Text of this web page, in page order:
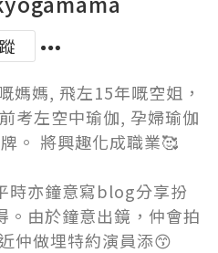
媽媽, 飛左15年嘅空姐，
考左空中瑜伽, 孕婦瑜伽
。 將興趣化成職業🥰
時亦鐘意寫blog分享扮
由於鐘意出鏡，仲會拍
仲做埋特約演員添😙